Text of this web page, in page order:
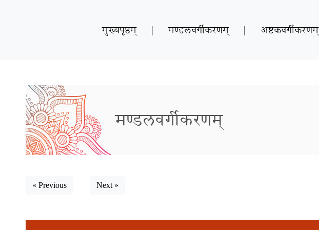
मुख्यपृष्ठम् | मण्डलवर्गीकरणम् | अष्टकवर्गीकरणम्
मण्डलवर्गीकरणम्
« Previous Next »